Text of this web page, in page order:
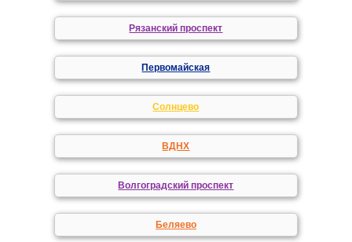
Рязанский проспект
Первомайская
Солнцево
ВДНХ
Волгоградский проспект
Беляево